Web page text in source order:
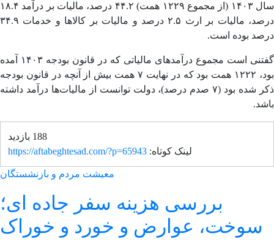
سال ۱۴۰۳ (از مجموع ۱۲۲۹ همت) ۴۴.۲ درصد، مالیات بر درآمد ۱۸.۴
درصد، مالیات بر ارث ۲.۵ درصد و مالیات بر کالاها و خدمات ۳۴.۹
بوده است.
گفتنی است مجموع درآمدهای مالیاتی که در قانون بودجه ۱۴۰۳ آمده
بود، ۱۲۲۲ همت بود که در نهایت ۷ همت بیش از آنچه در قانون بودجه
ذکر شده بود (۷ صدم درصد)، دولت توانست از مالیات‌ها درآمد داشته
188 بازدید
لینک کوتاه:https://aftabeghtesad.com/?p=65943
معیشت مردم و بازنشستگان
بررسی هزینه سفر جاده ای؛
سوخت، عوارض و خورد و خوراک